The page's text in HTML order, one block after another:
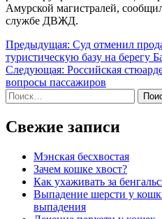
Амурской магистралей,
службе ДВЖД.
Навигация
по
записям
Предыдущая: Суд отменил
туристическую базу на берегу
Следующая: Российская
вопросы пассажиров
Найти:
Свежие записи
Мэнская бесхвостая
Зачем кошке хвост?
Как ухаживать за
Выпадение шерсти у
выпадения